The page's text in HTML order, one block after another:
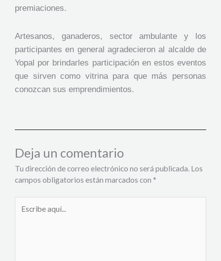
premiaciones.
Artesanos, ganaderos, sector ambulante y los
participantes en general agradecieron al alcalde de
Yopal por brindarles participación en estos eventos
que sirven como vitrina para que más personas
conozcan sus emprendimientos.
Deja un comentario
Tu dirección de correo electrónico no será publicada. Los
campos obligatorios están marcados con *
aquí...